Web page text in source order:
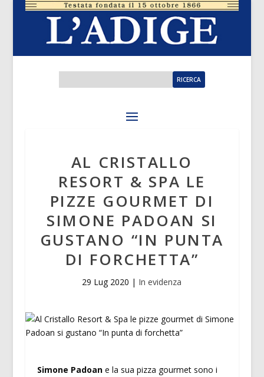
AL CRISTALLO
RESORT & SPA LE
PIZZE GOURMET DI
SIMONE PADOAN SI
GUSTANO “IN PUNTA
DI FORCHETTA”
29 Lug 2020 | In evidenza
Simone Padoane la sua pizza gourmet sono i